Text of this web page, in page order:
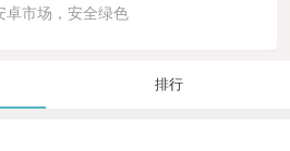
卓市场，安全绿色
排行